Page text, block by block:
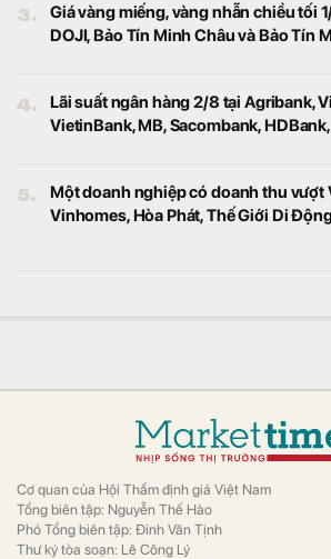
3.
Giá vàng miếng, vàng nhẫn chiều tối
DOJI, Bảo Tín Minh Châu và Bảo Tín
4.
Lãi suất ngân hàng 2/8 tại Agribank,
VietinBank, MB, Sacombank,
5.
Một doanh nghiệp có doanh thu vượt
Vinhomes, Hòa Phát, Thế Giới Di
Cơ quan của Hội Thẩm định giá Việt Nam
Tổng biên tập: Nguyễn Thế Hào
Phó Tổng biên tập: Đinh Văn Tịnh
Thư ký tòa soạn: Lê Công Lý